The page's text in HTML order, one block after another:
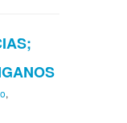
,